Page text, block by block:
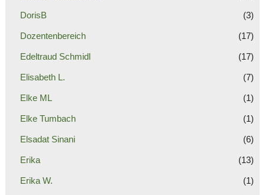
DorisB (3)
Dozentenbereich (17)
Edeltraud Schmidl (17)
Elisabeth L. (7)
Elke ML (1)
Elke Tumbach (1)
Elsadat Sinani (6)
Erika (13)
Erika W. (1)